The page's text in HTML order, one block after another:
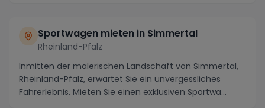
Sportwagen mieten in Simmertal
Rheinland-Pfalz
Inmitten der malerischen Landschaft von Simmertal,
Rheinland-Pfalz, erwartet Sie ein unvergessliches
Fahrerlebnis. Mieten Sie einen exklusiven Sportwa...